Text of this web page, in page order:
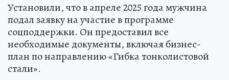
Установили, что в апреле 2025 года мужчина
подал заявку на участие в программе
соцподдержки. Он предоставил все
необходимые документы, включая бизнес-
план по направлению «Гибка тонколистовой
стали».